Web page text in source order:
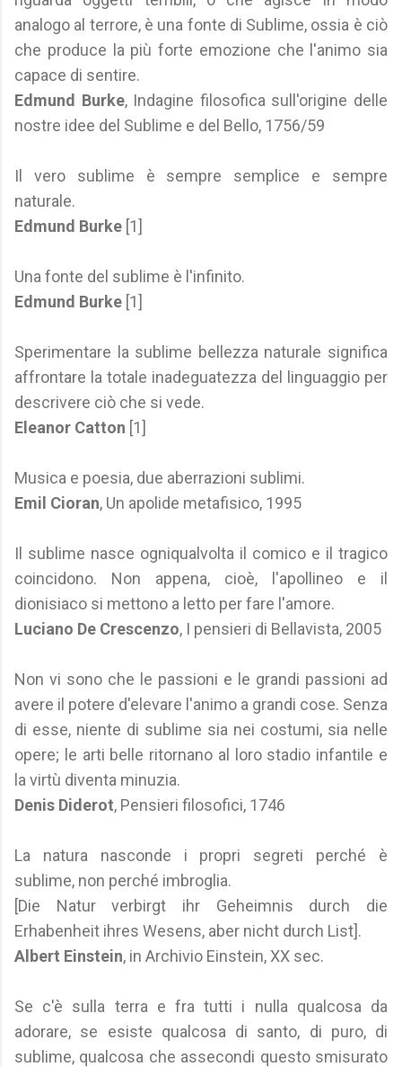
analogo al terrore, è una fonte di Sublime, ossia è ciò
che produce la più forte emozione che l'animo sia
capace di sentire.
Edmund Burke, Indagine filosofica sull'origine delle
nostre idee del Sublime e del Bello, 1756/59
Il vero sublime è sempre semplice e sempre
naturale.
Edmund Burke [1]
Una fonte del sublime è l'infinito.
Edmund Burke [1]
Sperimentare la sublime bellezza naturale significa
affrontare la totale inadeguatezza del linguaggio per
descrivere ciò che si vede.
Eleanor Catton [1]
Musica e poesia, due aberrazioni sublimi.
Emil Cioran, Un apolide metafisico, 1995
Il sublime nasce ogniqualvolta il comico e il tragico
coincidono. Non appena, cioè, l'apollineo e il
dionisiaco si mettono a letto per fare l'amore.
Luciano De Crescenzo, I pensieri di Bellavista, 2005
Non vi sono che le passioni e le grandi passioni ad
avere il potere d'elevare l'animo a grandi cose. Senza
di esse, niente di sublime sia nei costumi, sia nelle
opere; le arti belle ritornano al loro stadio infantile e
la virtù diventa minuzia.
Denis Diderot, Pensieri filosofici, 1746
La natura nasconde i propri segreti perché è
sublime, non perché imbroglia.
[Die Natur verbirgt ihr Geheimnis durch die
Erhabenheit ihres Wesens, aber nicht durch List].
Albert Einstein, in Archivio Einstein, XX sec.
Se c'è sulla terra e fra tutti i nulla qualcosa da
adorare, se esiste qualcosa di santo, di puro, di
sublime, qualcosa che assecondi questo smisurato